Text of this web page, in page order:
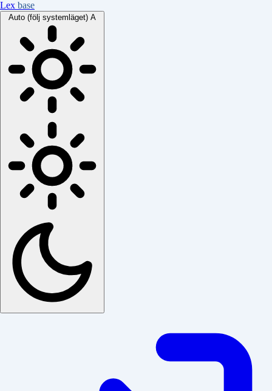
Lex base
Auto (följ systemläget) A